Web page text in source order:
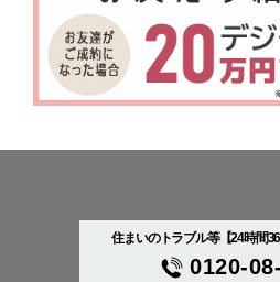
住まいのトラブル等【24時間
0120-